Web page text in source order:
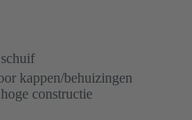
kappen/behuizingen
constructie